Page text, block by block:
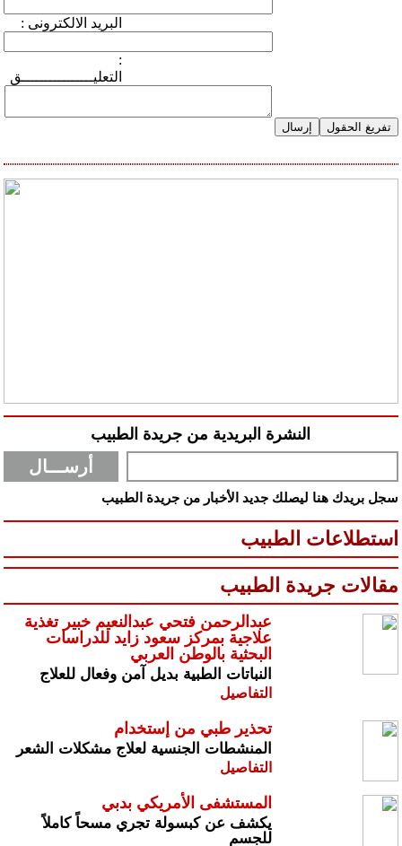
النشرة البريدية من جريدة الطبيب
سجل بريدك هنا ليصلك جديد الأخبار من جريدة الطبيب
استطلاعات الطبيب
مقالات جريدة الطبيب
عبدالرحمن فتحي عبدالنعيم خبير تغذية
علاجية بمركز سعود زايد للدراسات
البحثية بالوطن العربي
النباتات الطبية بديل آمن وفعال للعلاج
التفاصيل
تحذير طبي من إستخدام
المنشطات الجنسية لعلاج مشكلات الشعر
التفاصيل
المستشفى الأمريكي بدبي
يكشف عن كبسولة تجري مسحاً كاملاً
للجسم
: البريد الالكترونى
:
التعليــــــــــــــــق